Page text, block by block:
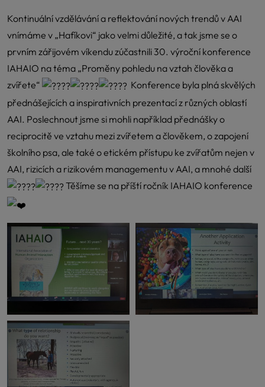
Kontinuální vzdělávání a reflektování nových trendů v AAI
vnímáme v „Hafíkovi“ jako velmi důležité, a tak jsme se o
prvním zářijovém víkendu zúčastnili 30. výroční konference
IAHAIO na téma „Proměny pohledu na vztah člověka a
zvířete“
Konference byla plná skvělých
přednášejících a inspirativních prezentací z různých oblastí
AAI. Poslechnout jsme si mohli například přednášky o
reciprocitě ve vztahu mezi zvířetem a člověkem, o zapojení
školního psa, ale také o etickém přístupu ke zvířatům nejen v
AAI, rizicích a rizikovém managementu v AAI, a mnohé další
Těšíme se na příští ročník IAHAIO konference